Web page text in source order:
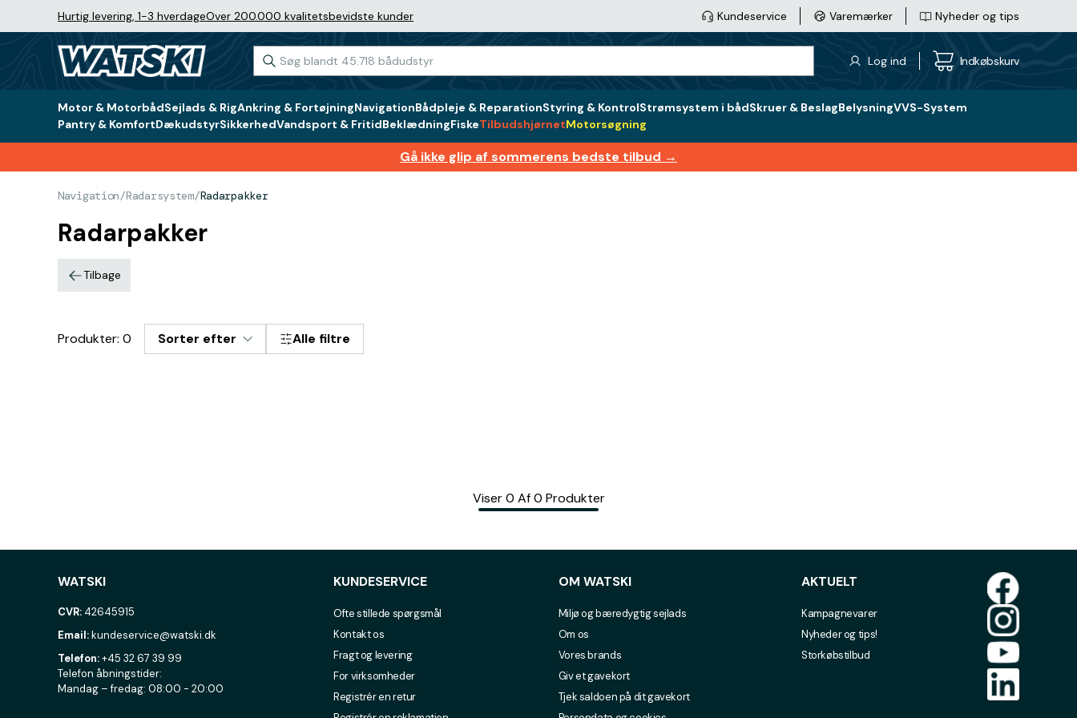
Hurtig levering, 1-3 hverdageOver 200.000 kvalitetsbevidste kunder Kundeservice Varemærker Nyheder og tips
Log ind Indkøbskurv
Motor & MotorbådSejlads & RigAnkring & FortøjningNavigationBådpleje & ReparationStyring & KontrolStrømsystem i bådSkruer & BeslagBelysningVVS-System
Pantry & KomfortDækudstyrSikkerhedVandsport & FritidBeklædningFiskeTilbudshjørnetMotorsøgning
Gå ikke glip af sommerens bedste tilbud →
Navigation/Radarsystem/Radarpakker
Radarpakker
Tilbage
Produkter: 0 Sorter efter Alle filtre
Viser 0 Af 0 Produkter
WATSKI
CVR: 42645915
Email:kundeservice@watski.dk
Telefon:+45 32 67 39 99
Telefon åbningstider:
Mandag – fredag: 08:00 - 20:00
KUNDESERVICE
Ofte stillede spørgsmål
Kontakt os
Fragt og levering
For virksomheder
Registrér en retur
OM WATSKI
Miljø og bæredygtig sejlads
Om os
Vores brands
Giv et gavekort
Tjek saldoen på dit gavekort
AKTUELT
Kampagnevarer
Nyheder og tips!
Storkøbstilbud